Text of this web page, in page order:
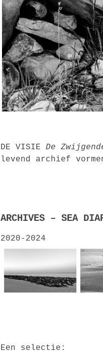
DE VISIE De
levend archief
ARCHIVES – SEA
2020-2024
Een selectie: